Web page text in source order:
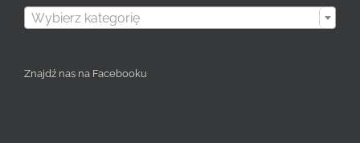
Wybierz kategorię
Znajdź nas na Facebooku